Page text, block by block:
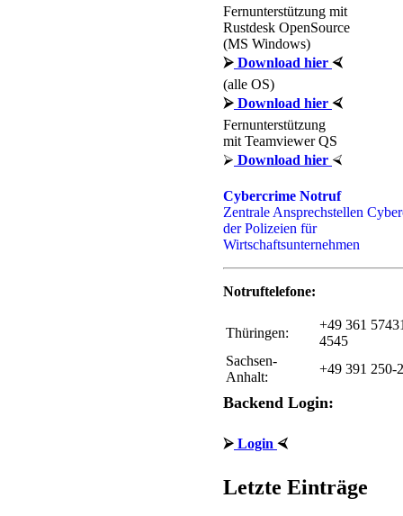
Fernunterstützung mit
Rustdesk OpenSource
(MS Windows)
⮚ Download hier ⮘
(alle OS)
⮚ Download hier ⮘
Fernunterstützung
mit Teamviewer QS
⮚ Download hier ⮘
Cybercrime Notruf
Zentrale Ansprechstellen
der Polizeien für
Wirtschaftsunternehmen
Notruftelefone:
Thüringen:
+49 361
4545
Sachsen-
Anhalt:
+49 391 250-
Backend Login:
⮚ Login ⮘
Letzte Einträge